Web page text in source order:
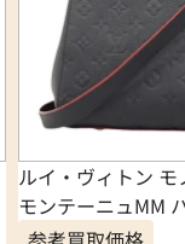
ルイ・ヴィトン
モンテーニュMM